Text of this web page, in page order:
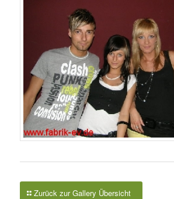
Zurück zur Gallery Übersicht